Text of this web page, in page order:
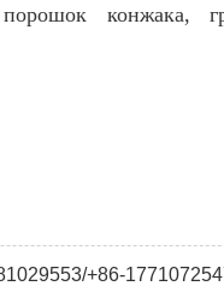
конжака,
+86-